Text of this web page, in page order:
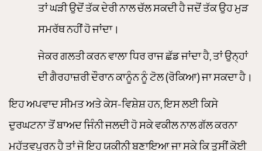
ਤਾਂ ਘੜੀ ਉਦੋਂ ਤੱਕ ਦੇਰੀ ਨਾਲ ਚੱਲ ਸਕਦੀ ਹੈ ਜਦੋਂ ਤੱਕ ਉਹ ਮੁੜ
ਸਮਰੱਥ ਨਹੀਂ ਹੋ ਜਾਂਦਾ।
ਜੇਕਰ ਗਲਤੀ ਕਰਨ ਵਾਲਾ ਧਿਰ ਰਾਜ ਛੱਡ ਜਾਂਦਾ ਹੈ, ਤਾਂ ਉਨ੍ਹਾਂ
ਦੀ ਗੈਰਹਾਜ਼ਰੀ ਦੌਰਾਨ ਕਾਨੂੰਨ ਨੂੰ ਟੋਲ (ਰੋਕਿਆ) ਜਾ ਸਕਦਾ ਹੈ।
ਇਹ ਅਪਵਾਦ ਸੀਮਤ ਅਤੇ ਕੇਸ-ਵਿਸ਼ੇਸ਼ ਹਨ, ਇਸ ਲਈ ਕਿਸੇ
ਦੁਰਘਟਨਾ ਤੋਂ ਬਾਅਦ ਜਿੰਨੀ ਜਲਦੀ ਹੋ ਸਕੇ ਵਕੀਲ ਨਾਲ ਗੱਲ ਕਰਨਾ
ਮਹੱਤਵਪੂਰਨ ਹੈ ਤਾਂ ਜੋ ਇਹ ਯਕੀਨੀ ਬਣਾਇਆ ਜਾ ਸਕੇ ਕਿ ਤੁਸੀਂ ਕੋਈ